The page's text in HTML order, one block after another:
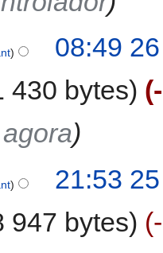
08:49
430 bytes
21:53
947 bytes